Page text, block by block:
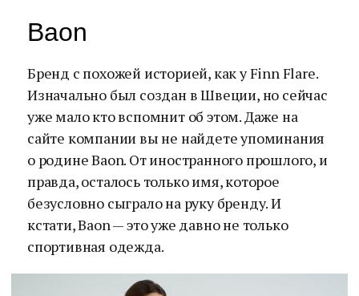
Baon
Бренд с похожей историей, как у Finn Flare.
Изначально был создан в Швеции, но сейчас
уже мало кто вспомнит об этом. Даже на
сайте компании вы не найдете упоминания
о родине Baon. От иностранного прошлого, и
правда, осталось только имя, которое
безусловно сыграло на руку бренду. И
кстати, Baon — это уже давно не только
спортивная одежда.